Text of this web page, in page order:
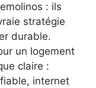
: ils
stratégie
durable.
un logement
claire :
internet